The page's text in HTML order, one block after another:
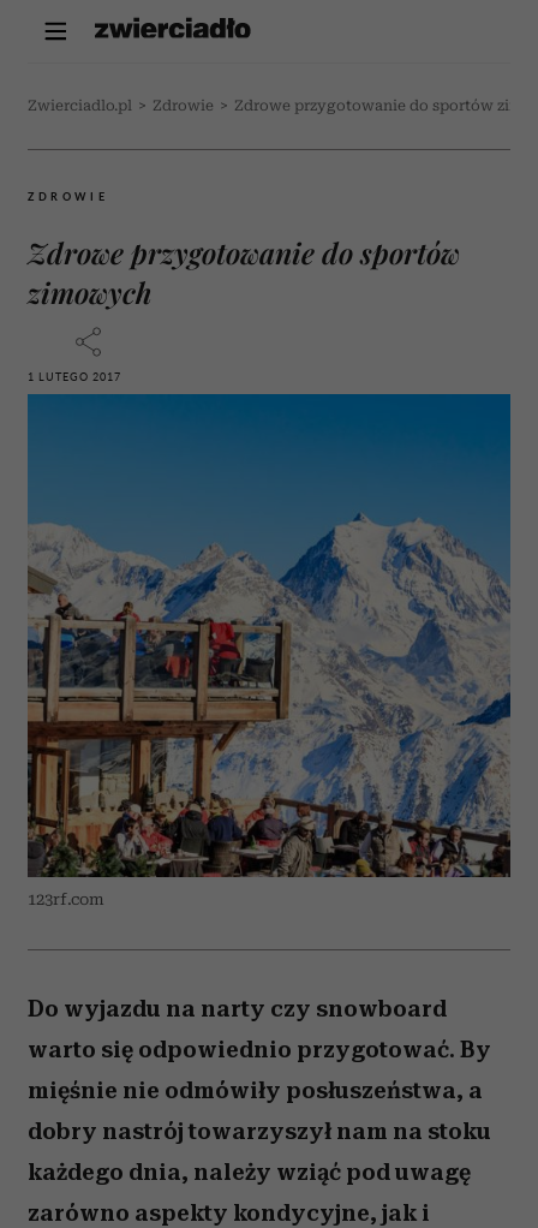
Zwierciadlo.pl > Zdrowie > Zdrowe przygotowanie do sportów
ZDROWIE
Zdrowe przygotowanie do sportów
zimowych
1 LUTEGO 2017
123rf.com
Do wyjazdu na narty czy snowboard
warto się odpowiednio przygotować. By
mięśnie nie odmówiły posłuszeństwa, a
dobry nastrój towarzyszył nam na stoku
każdego dnia, należy wziąć pod uwagę
zarówno aspekty kondycyjne, jak i